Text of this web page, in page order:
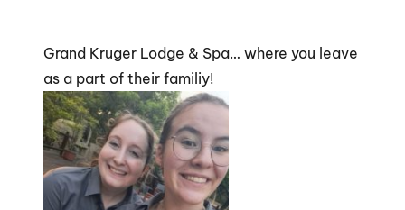
Grand Kruger Lodge & Spa… where you leave
as a part of their familiy!